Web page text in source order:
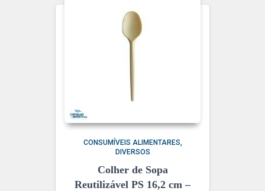
CONSUMÍVEIS ALIMENTARES
DIVERSOS
Colher de Sopa
Reutilizável PS 16,2 cm –